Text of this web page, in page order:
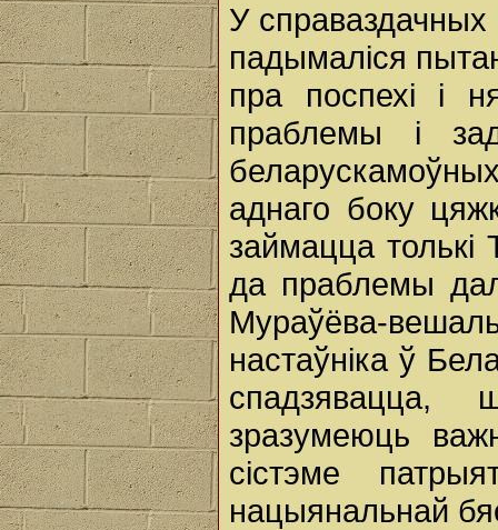
У справаздачных
падымаліся
пра поспехі і
праблемы і
аднаго боку
займацца
да праблемы
Мураўёва-
настаўніка ў
зразумеюць
сістэме
нацыянальнай